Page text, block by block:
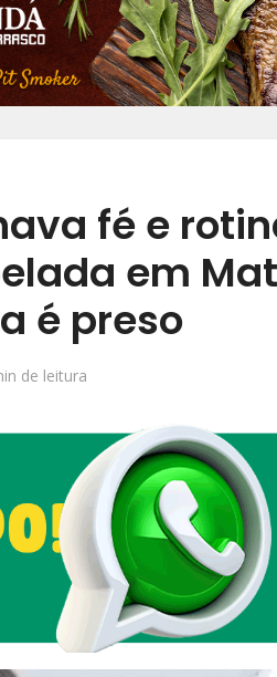
fé e
em
é preso
de leitura